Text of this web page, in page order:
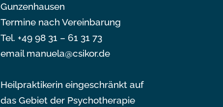
Gunzenhausen
Termine nach Vereinbarung
Tel. +49 98 31 – 61 31 73
email manuela@csikor.de
Heilpraktikerin eingeschränkt auf
das Gebiet der Psychotherapie